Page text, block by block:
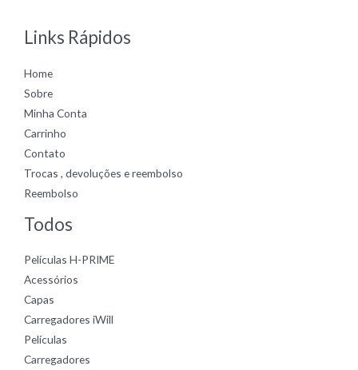
Links Rápidos
Home
Sobre
Minha Conta
Carrinho
Contato
Trocas , devoluções e reembolso
Reembolso
Todos
Películas H-PRIME
Acessórios
Capas
Carregadores iWill
Películas
Carregadores